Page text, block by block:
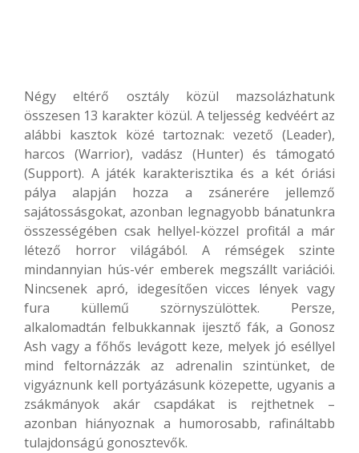
Négy eltérő osztály közül mazsolázhatunk
összesen 13 karakter közül. A teljesség kedvéért az
alábbi kasztok közé tartoznak: vezető (Leader),
harcos (Warrior), vadász (Hunter) és támogató
(Support). A játék karakterisztika és a két óriási
pálya alapján hozza a zsánerére jellemző
sajátossásgokat, azonban legnagyobb bánatunkra
összességében csak hellyel-közzel profitál a már
létező horror világából. A rémségek szinte
mindannyian hús-vér emberek megszállt variációi.
Nincsenek apró, idegesítően vicces lények vagy
fura küllemű szörnyszülöttek. Persze,
alkalomadtán felbukkannak ijesztő fák, a Gonosz
Ash vagy a főhős levágott keze, melyek jó eséllyel
mind feltornázzák az adrenalin szintünket, de
vigyáznunk kell portyázásunk közepette, ugyanis a
zsákmányok akár csapdákat is rejthetnek –
azonban hiányoznak a humorosabb, rafináltabb
tulajdonságú gonosztevők.